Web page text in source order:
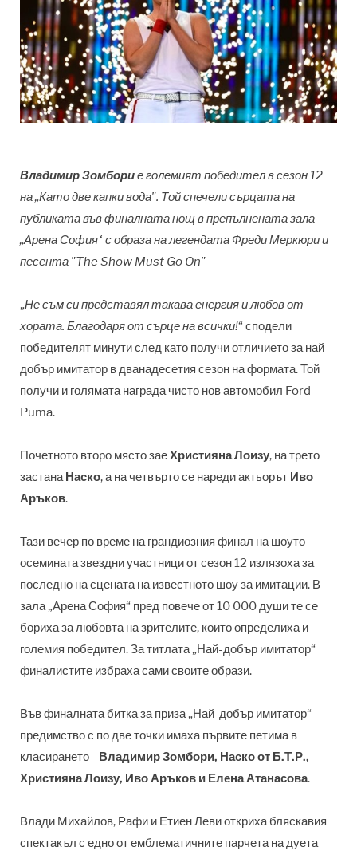
Владимир Зомборие големият победител в сезон 12
на „Като две капки вода". Той спечели сърцата на
публиката във финалната нощ в препълнената зала
„Арена София“ с образа на легендата Фреди Меркюри и
песента "The Show Must Go On"
„Не съм си представял такава енергия и любов от
хората. Благодаря от сърце на всички!“ сподели
победителят минути след като получи отличието за най-
добър имитатор в дванадесетия сезон на формата. Той
получи и голямата награда чисто нов автомобил Ford
Puma.
Почетното второ място заеХристияна Лоизу, на трето
застанаНаско, а на четвърто се нареди актьорът Иво
Аръков.
Тази вечер по време на грандиозния финал на шоуто
осемината звездни участници от сезон 12 излязоха за
последно на сцената на известното шоу за имитации. В
зала „Арена София“ пред повече от 10 000 души те се
бориха за любовта на зрителите, които определиха и
големия победител. За титлата „Най-добър имитатор“
финалистите избраха сами своите образи.
Във финалната битка за приза „Най-добър имитатор“
предимство с по две точки имаха първите петима в
класирането - Владимир Зомбори, Наско от Б.Т.Р.,
Християна Лоизу, Иво Аръков и Елена Атанасова.
Влади Михайлов, Рафи и Етиен Леви откриха бляскавия
спектакъл с едно от емблематичните парчета на дуета